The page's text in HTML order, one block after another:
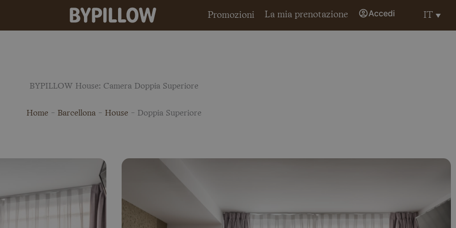
Promozioni La mia prenotazione Accedi IT
BYPILLOW House: Camera Doppia Superiore
Home - Barcellona - House - Doppia Superiore